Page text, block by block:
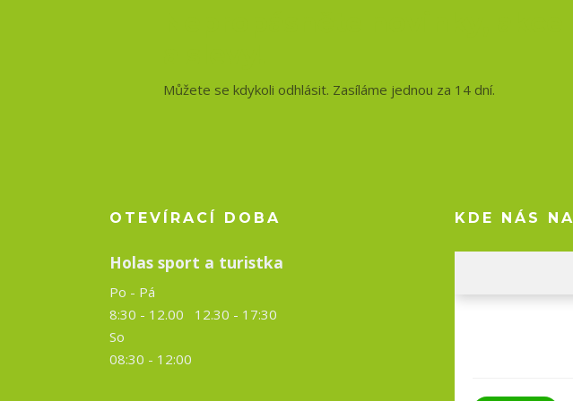
Můžete se kdykoli odhlásit. Zasíláme jednou za 14 dní.
OTEVÍRACÍ DOBA
Holas sport a turistka
Po - Pá
8:30 - 12.00 12.30 - 17:30
So
08:30 - 12:00
KDE NÁS